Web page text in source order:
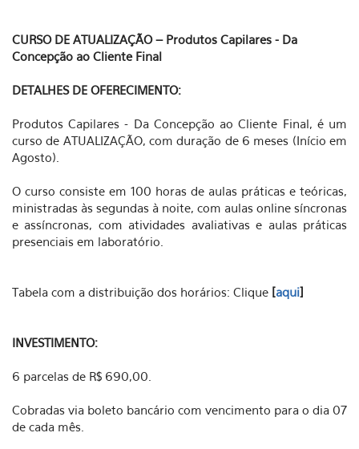
CURSO DE ATUALIZAÇÃO – Produtos Capilares - Da
Concepção ao Cliente Final
DETALHES DE OFERECIMENTO:
Produtos Capilares - Da Concepção ao Cliente Final, é um
curso de ATUALIZAÇÃO, com duração de 6 meses (Início em
Agosto).
O curso consiste em 100 horas de aulas práticas e teóricas,
ministradas às segundas à noite, com aulas online síncronas
e assíncronas, com atividades avaliativas e aulas práticas
presenciais em laboratório.
Tabela com a distribuição dos horários: Clique [aqui]
INVESTIMENTO:
6 parcelas de R$ 690,00.
Cobradas via boleto bancário com vencimento para o dia 07
de cada mês.